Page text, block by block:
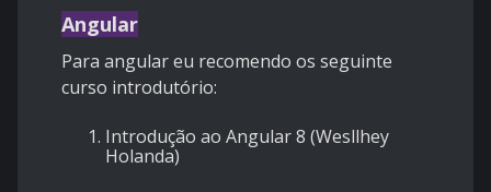
Angular
Para angular eu recomendo os seguinte
curso introdutório:
Introdução ao Angular 8 (Wesllhey
Holanda)